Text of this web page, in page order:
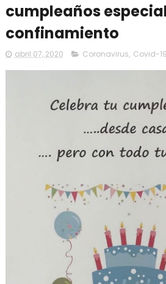
cumpleaños
confinamiento
abril 07, 2020 Coronavirus, Covid-19